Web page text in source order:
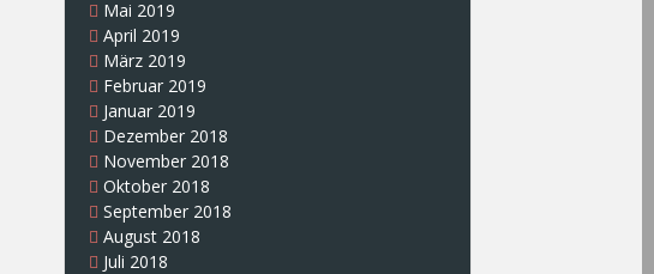
Mai 2019
April 2019
März 2019
Februar 2019
Januar 2019
Dezember 2018
November 2018
Oktober 2018
September 2018
August 2018
Juli 2018